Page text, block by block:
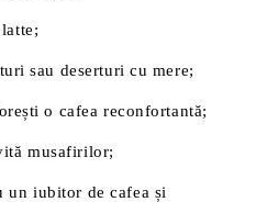
sau deserturi cu mere;
o cafea reconfortantă;
musafirilor;
un iubitor de cafea și